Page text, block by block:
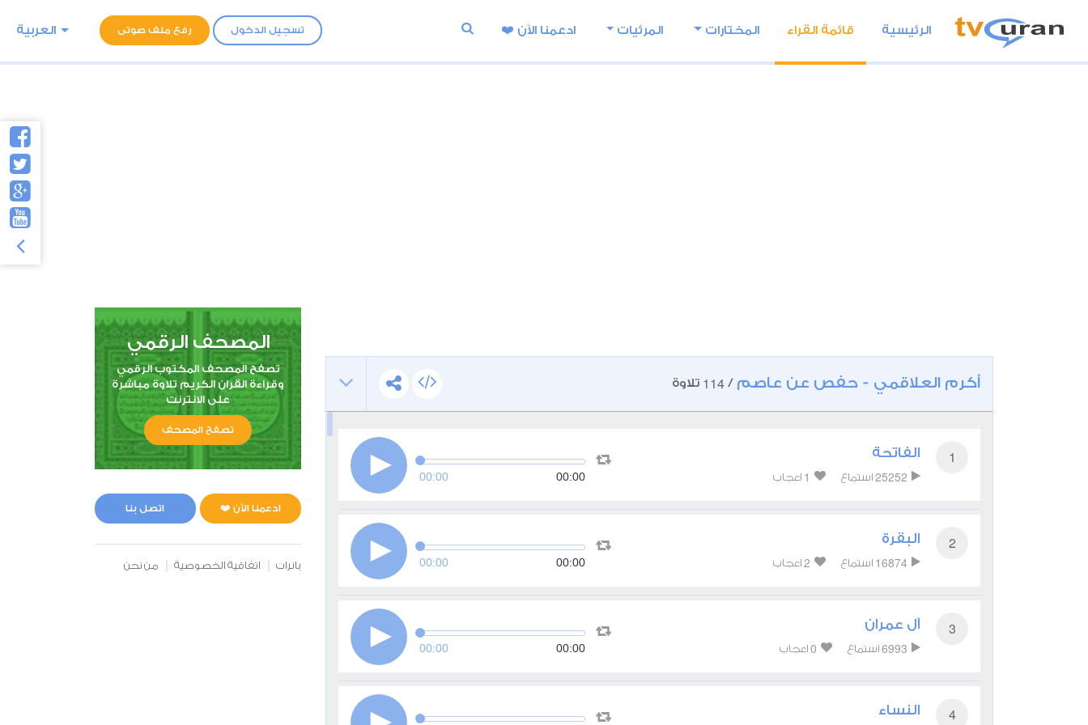
تسجيل الدخول رفع ملف صوتى العربية الرئيسية قائمة القراء المختارات المرئيات ادعمنا اﻵن ❤️
أكرم العلاقمي - حفص عن عاصم /
114 تلاوة
1 الفاتحة
25252 استماع 1 اعجاب 00:00 00:00
2 البقرة
16874 استماع 2 اعجاب 00:00 00:00
3 آل عمران
6993 استماع 0 اعجاب 00:00 00:00
4 النساء
المصحف الرقمي
تصفح المصحف المكتوب الرقمي
وقراءة القران الكريم تلاوة مباشرة
على الانترنت
تصفح المصحف
ادعمنا الآن ❤️ اتصل بنا
بانرات اتفاقية الخصوصية من نحن